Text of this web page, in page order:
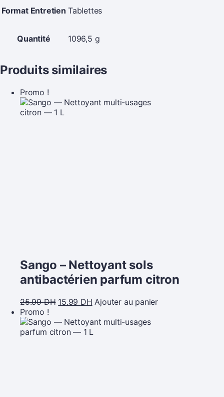
Format Entretien Tablettes
Quantité 1096,5 g
Produits similaires
Promo !
Sango – Nettoyant sols
antibactérien parfum citron
25.99DH 15.99 DH Ajouter au panier
Promo !